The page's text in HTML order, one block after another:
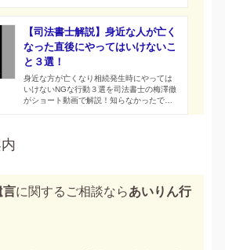
【司法書士解説】身近な人が亡く
なった直後にやってはいけないこ
と３選！
身近な方が亡くなり相続発生時にやっては
いけないNGな行動３選を司法書士の梅澤徹
がショート動画で解説！知らなかったでは
言に関するご相談ならあいりん行